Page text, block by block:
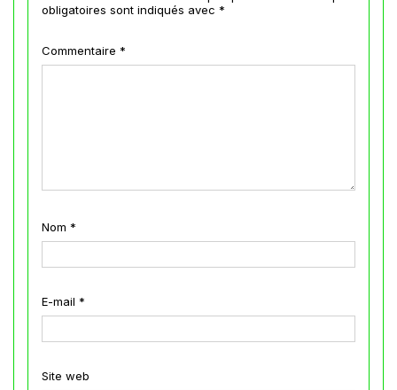
obligatoires sont indiqués avec *
Commentaire *
Nom *
E-mail *
Site web